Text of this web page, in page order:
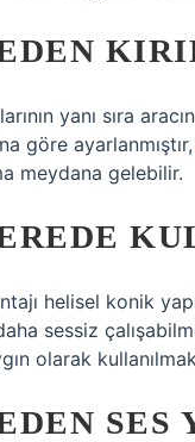
yanı sıra
göre
meydana gelebilir.
helisel konik
sessiz
olarak
SES